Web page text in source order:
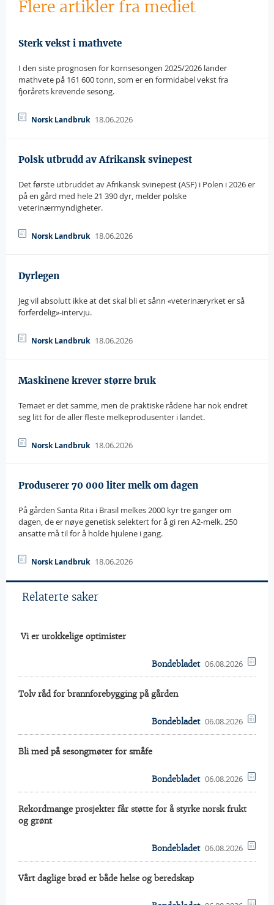
Flere artikler fra mediet
Sterk vekst i mathvete
I den siste prognosen for kornsesongen 2025/2026 lander
mathvete på 161 600 tonn, som er en formidabel vekst fra
fjorårets krevende sesong.
Norsk Landbruk 18.06.2026
Polsk utbrudd av Afrikansk svinepest
Det første utbruddet av Afrikansk svinepest (ASF) i Polen i 2026 er
på en gård med hele 21 390 dyr, melder polske
veterinærmyndigheter.
Norsk Landbruk 18.06.2026
Dyrlegen
Jeg vil absolutt ikke at det skal bli et sånn «veterinæryrket er så
forferdelig»-intervju.
Norsk Landbruk 18.06.2026
Maskinene krever større bruk
Temaet er det samme, men de praktiske rådene har nok endret
seg litt for de aller fleste melkeprodusenter i landet.
Norsk Landbruk 18.06.2026
Produserer 70 000 liter melk om dagen
På gården Santa Rita i Brasil melkes 2000 kyr tre ganger om
dagen, de er nøye genetisk selektert for å gi ren A2-melk. 250
ansatte må til for å holde hjulene i gang.
Norsk Landbruk 18.06.2026
Relaterte saker
 Vi er urokkelige optimister
Bondebladet 06.08.2026
Tolv råd for brannforebygging på gården
Bondebladet 06.08.2026
Bli med på sesongmøter for småfe
Bondebladet 06.08.2026
Rekordmange prosjekter får støtte for å styrke norsk frukt
og grønt
Bondebladet 06.08.2026
Vårt daglige brød er både helse og beredskap